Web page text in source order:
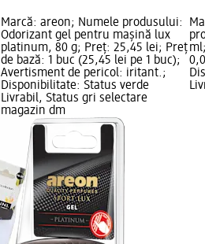
Marcă: areon; Numele produsului:
Odorizant gel pentru maşină lux
platinum, 80 g; Preț: 25,45 lei; Preț
de bază: 1 buc (25,45 lei pe 1 buc);
Avertisment de pericol: iritant.;
Disponibilitate: Status verde
Livrabil, Status gri selectare
magazin dm